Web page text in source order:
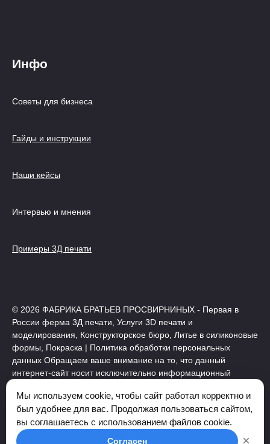
Инфо
Советы для бизнеса
Гайды и инструкции
Наши кейсы
Интервью и мнения
Примеры 3Д печати
© 2026 ФАБРИКА БРАТЬЕВ ПРОСВИРНИНЫХ - Первая в
России ферма 3Д печати, Услуги 3D печати и
моделирования, Конструкторское бюро, Литье в силиконовые
формы, Покраска | Политика обработки персональных
данных Обращаем ваше внимание на то, что данный
интернет-сайт носит исключительно информационный
офертой, определяемой положениями Статьи 437 (2)
Гражданского кодекса Российской Федерации. Мы
используем cookies, необходимые для нормальной работы
сайта.
Мы используем cookie, чтобы сайт работал корректно и
был удобнее для вас. Продолжая пользоваться сайтом,
вы соглашаетесь с использованием файлов cookie.
Согласен ×